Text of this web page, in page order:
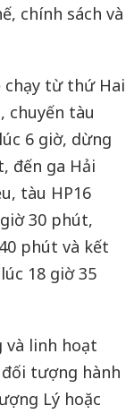
chính sách và
chạy từ thứ Hai
chuyến tàu
6 giờ, dừng
đến ga Hải
tàu HP16
30 phút,
phút và kết
18 giờ 35
và linh hoạt
tượng hành
Lý hoặc